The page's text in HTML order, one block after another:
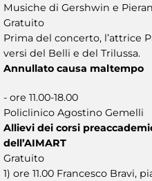
Musiche di Gershwin e
Gratuito
Prima del concerto, l’attrice
versi del Belli e del Trilussa.
Annullato causa maltempo
- ore 11.00-18.00
Policlinico Agostino Gemelli
Allievi dei corsi
dell’AIMART
Gratuito
1) ore 11.00 Francesco Bravi,